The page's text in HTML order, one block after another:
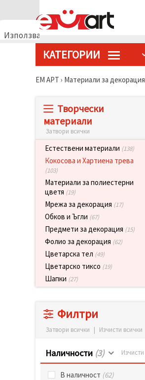
Използваме
бисквитки
Използваме
КАТЕГОРИИ
ЕМ АРТ › Материали за декорация
Творчески
материали
Затвори всички
Естествени материали (138)
Кокосова и Хартиена трева
(103)
Материали за полиестерни
цветя (19)
Мрежа за декорация (17)
Обков и Ъгли (67)
Предмети за декорация (15)
Фолио за декорация (62)
Цветарска тел (49)
Цветарско тиксо (19)
Шапки (27)
Филтри
Затвори всички | Изчисти всички
Наличности (3) Изчисти
В наличност (62)